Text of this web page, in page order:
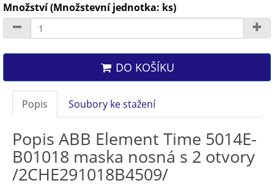
Množství (Množstevní jednotka: ks)
DO KOŠÍKU
Popis Soubory ke stažení
Popis ABB Element Time 5014E-
B01018 maska nosná s 2 otvory
/2CHE291018B4509/